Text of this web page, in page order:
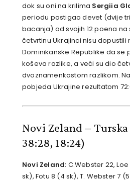
dok su oni na krilima Sergiia
periodu postigao devet (dvije
bacanja) od svojih 12 poena na
četvrtinu Ukrajinci nisu
Dominikanske Republike da se
koševa razlike, a veći su dio
dvoznamenkastom razlikom.
pobjeda Ukrajine rezultatom
Novi Zeland – Turska
38:28, 18:24)
Novi Zeland: C.Webster 22, Loe
sk), Fotu 8 (4 sk), T. Webster 7